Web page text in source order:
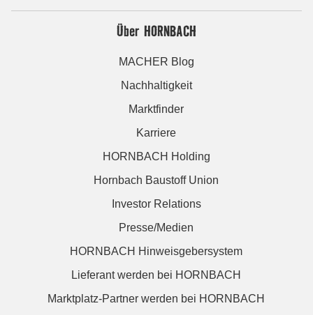
Über HORNBACH
MACHER Blog
Nachhaltigkeit
Marktfinder
Karriere
HORNBACH Holding
Hornbach Baustoff Union
Investor Relations
Presse/Medien
HORNBACH Hinweisgebersystem
Lieferant werden bei HORNBACH
Marktplatz-Partner werden bei HORNBACH